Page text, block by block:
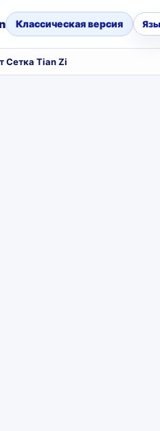
Классическая версия
Сетка Tian Zi